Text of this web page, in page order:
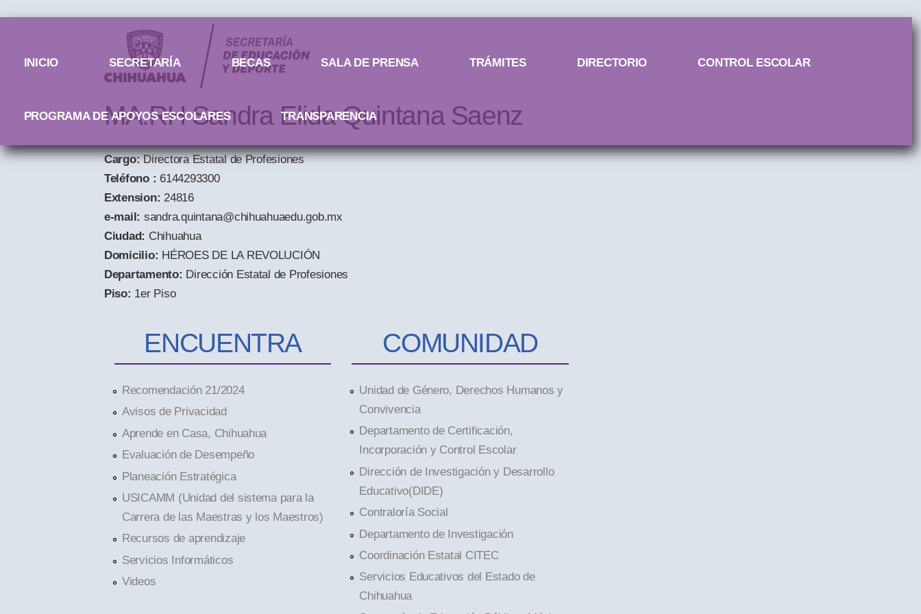
Menú principal
INICIO SECRETARÍA BECAS SALA DE PRENSA TRÁMITES DIRECTORIO CONTROL ESCOLAR
PROGRAMA DE APOYOS ESCOLARES TRANSPARENCIA
MA.RH Sandra Elida Quintana Saenz
Cargo:Directora Estatal de Profesiones
Teléfono :6144293300
Extension: 24816
e-mail: sandra.quintana@chihuahuaedu.gob.mx
Ciudad: Chihuahua
Domicilio: HÉROES DE LA REVOLUCIÓN
Departamento: Dirección Estatal de Profesiones
Piso: 1er Piso
ENCUENTRA
Recomendación 21/2024
Avisos de Privacidad
Aprende en Casa, Chihuahua
Evaluación de Desempeño
Planeación Estratégica
USICAMM (Unidad del sistema para la
Carrera de las Maestras y los Maestros)
Recursos de aprendizaje
Servicios Informáticos
Videos
COMUNIDAD
Unidad de Género, Derechos Humanos y
Convivencia
Departamento de Certificación,
Incorporación y Control Escolar
Dirección de Investigación y Desarrollo
Educativo(DIDE)
Contraloría Social
Departamento de Investigación
Coordinación Estatal CITEC
Servicios Educativos del Estado de
Chihuahua